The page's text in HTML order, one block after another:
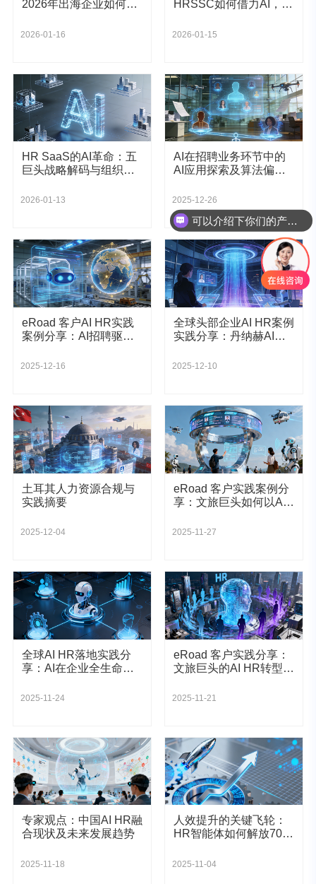
2026年出海企业如何在
人才护城河？
2026-01-16
HRSSC如何借力AI，重
2026-01-15
HR SaaS的AI革命：五
巨头战略解码与组织转
2026-01-13
AI在招聘业务环节中的
AI应用探索及算法偏见
2025-12-26
eRoad 客户AI HR实践
案例分享：AI招聘驱动
控招聘效率
2025-12-16
全球头部企业AI HR案例
实践分享：丹纳赫AI招
践
2025-12-10
土耳其人力资源合规与
实践摘要
2025-12-04
eRoad 客户实践案例分
享：文旅巨头如何以AI
2025-11-27
全球AI HR落地实践分
享：AI在企业全生命雇
2025-11-24
eRoad 客户实践分享：
文旅巨头的AI HR转型升
2025-11-21
专家观点：中国AI HR融
合现状及未来发展趋势
2025-11-18
人效提升的关键飞轮：
HR智能体如何解放70%
2025-11-04
可以介绍下你们的产品么